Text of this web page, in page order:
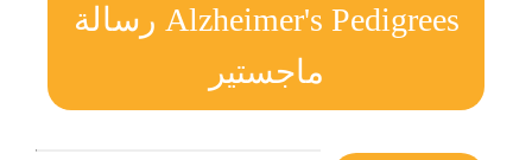
Alzheimer's Pedigrees رسالة
ماجستير